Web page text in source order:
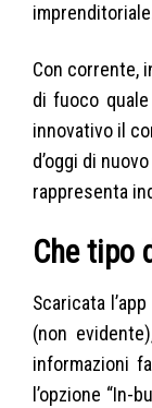
Con corrente,
di fuoco
innovativo il
d’oggi di
rappresenta
Che tipo
Scaricata
(non
informazioni
l’opzione